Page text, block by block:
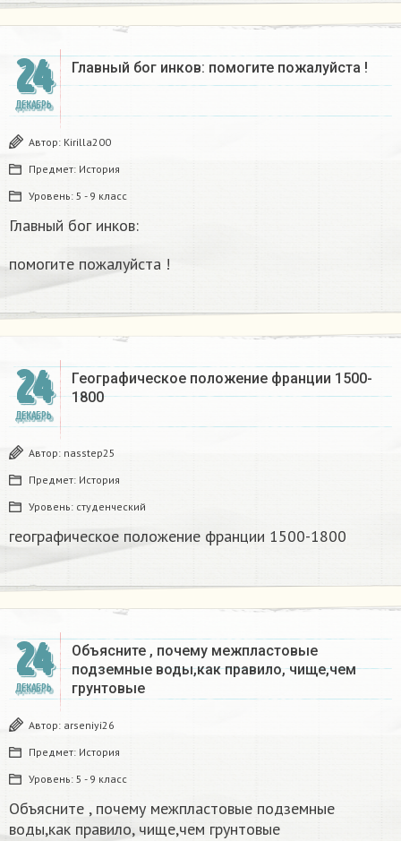
24
ДЕКАБРЬ
Главный бог инков: помогите пожалуйста !
Автор: Kirilla200
Предмет: История
Уровень: 5 - 9 класс
Главный бог инков:
помогите пожалуйста !
24
ДЕКАБРЬ
Географическое положение франции 1500-
1800​
Автор: nasstep25
Предмет: История
Уровень: студенческий
географическое положение франции 1500-1800​
24
ДЕКАБРЬ
Объясните , почему межпластовые
подземные воды,как правило, чище,чем
грунтовые​
Автор: arseniyi26
Предмет: История
Уровень: 5 - 9 класс
Объясните , почему межпластовые подземные
воды,как правило, чище,чем грунтовые​